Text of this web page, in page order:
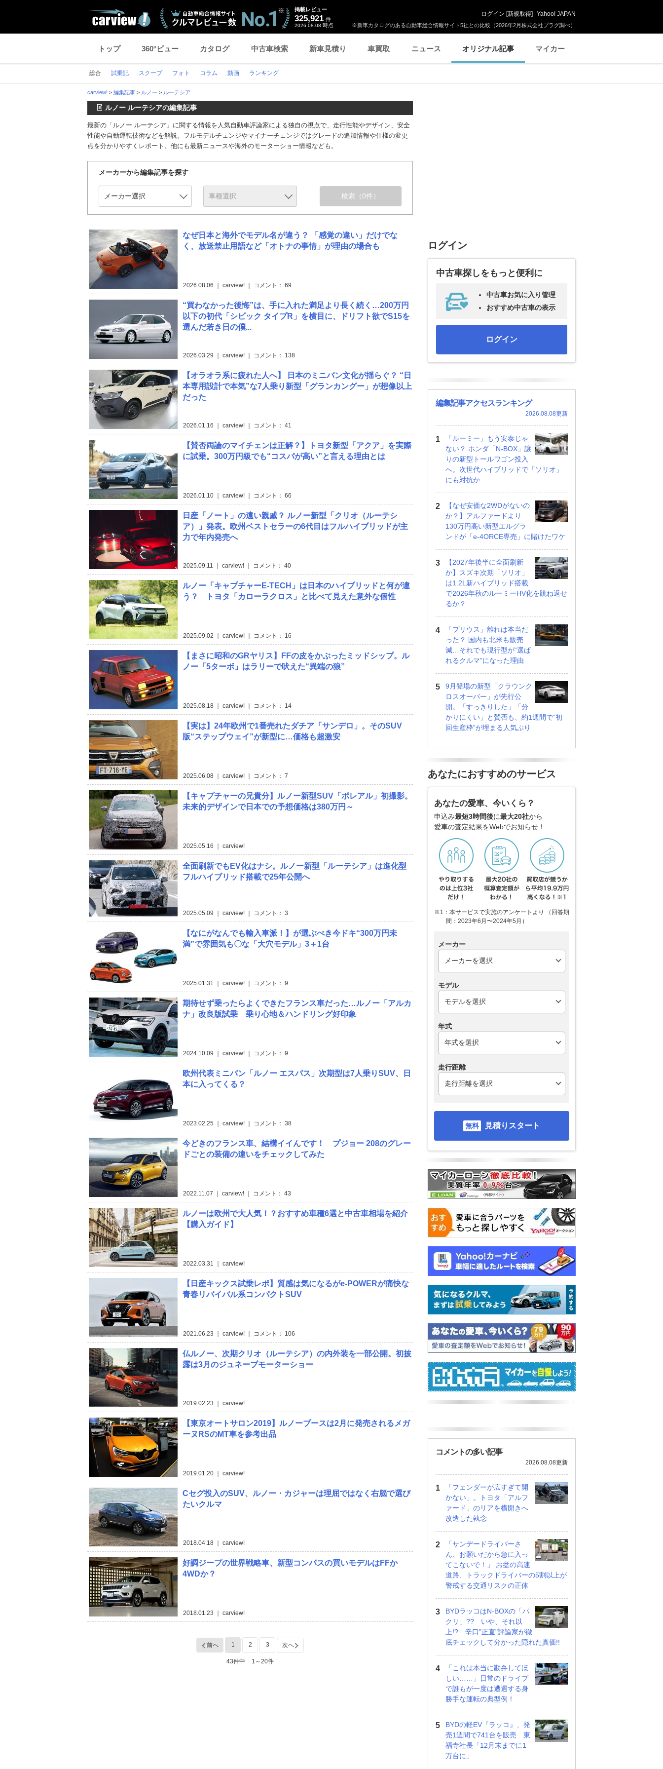
※新車カタログのある自動車総合情報サイト5社との比較（2026年2月株式会社プラグ調べ）
掲載レビュー
325,921 件
2026.08.08 時点
ログイン [新規取得] Yahoo! JAPAN
トップ 360°ビュー カタログ 中古車検索 新車見積り 車買取 ニュース オリジナル記事 マイカー
総合 試乗記 スクープ フォト コラム 動画 ランキング
carview! > 編集記事 > ルノー > ルーテシア
ルノー ルーテシアの編集記事
最新の「ルノー ルーテシア」に関する情報を人気自動車評論家による独自の視点で、走行性能やデザイン、安全
性能や自動運転技術などを解説。フルモデルチェンジやマイナーチェンジではグレードの追加情報や仕様の変更
点を分かりやすくレポート。他にも最新ニュースや海外のモーターショー情報なども。
メーカーから編集記事を探す
検索 （0件）
なぜ日本と海外でモデル名が違う？ 「感覚の違い」だけでな
く、放送禁止用語など「オトナの事情」が理由の場合も
2026.08.06 ｜ carview! ｜ コメント： 69
“買わなかった後悔”は、手に入れた満足より長く続く…200万円
以下の初代「シビック タイプR」を横目に、ドリフト欲でS15を
選んだ若き日の僕...
2026.03.29 ｜ carview! ｜ コメント： 138
【オラオラ系に疲れた人へ】 日本のミニバン文化が揺らぐ？ “日
本専用設計で本気”な7人乗り新型「グランカングー」が想像以上
だった
2026.01.16 ｜ carview! ｜ コメント： 41
【賛否両論のマイチェンは正解？】トヨタ新型「アクア」を実際
に試乗。300万円級でも“コスパが高い”と言える理由とは
2026.01.10 ｜ carview! ｜ コメント： 66
日産「ノート」の遠い親戚？ ルノー新型「クリオ（ルーテシ
ア）」発表。欧州ベストセラーの6代目はフルハイブリッドが主
力で年内発売へ
2025.09.11 ｜ carview! ｜ コメント： 40
ルノー「キャプチャーE-TECH」は日本のハイブリッドと何が違
う？ トヨタ「カローラクロス」と比べて見えた意外な個性
2025.09.02 ｜ carview! ｜ コメント： 16
【まさに昭和のGRヤリス】FFの皮をかぶったミッドシップ。ル
ノー「5ターボ」はラリーで吠えた“異端の狼”
2025.08.18 ｜ carview! ｜ コメント： 14
【実は】24年欧州で1番売れたダチア「サンデロ」。そのSUV
版“ステップウェイ”が新型に…価格も超激安
2025.06.08 ｜ carview! ｜ コメント： 7
【キャプチャーの兄貴分】ルノー新型SUV「ボレアル」初撮影。
未来的デザインで日本での予想価格は380万円～
2025.05.16 ｜ carview!
全面刷新でもEV化はナシ。ルノー新型「ルーテシア」は進化型
フルハイブリッド搭載で25年公開へ
2025.05.09 ｜ carview! ｜ コメント： 3
【なにがなんでも輸入車派！】が選ぶべき今ドキ“300万円未
満”で雰囲気も〇な「大穴モデル」3＋1台
2025.01.31 ｜ carview! ｜ コメント： 9
期待せず乗ったらよくできたフランス車だった…ルノー「アルカ
ナ」改良版試乗 乗り心地＆ハンドリング好印象
2024.10.09 ｜ carview! ｜ コメント： 9
欧州代表ミニバン「ルノー エスパス」次期型は7人乗りSUV、日
本に入ってくる？
2023.02.25 ｜ carview! ｜ コメント： 38
今どきのフランス車、結構イイんです！ プジョー 208のグレー
ドごとの装備の違いをチェックしてみた
2022.11.07 ｜ carview! ｜ コメント： 43
ルノーは欧州で大人気！？おすすめ車種6選と中古車相場を紹介
【購入ガイド】
2022.03.31 ｜ carview!
【日産キックス試乗レポ】質感は気になるがe-POWERが痛快な
青春リバイバル系コンパクトSUV
2021.06.23 ｜ carview! ｜ コメント： 106
仏ルノー、次期クリオ（ルーテシア）の内外装を一部公開。初披
露は3月のジュネーブモーターショー
2019.02.23 ｜ carview!
【東京オートサロン2019】ルノーブースは2月に発売されるメガ
ーヌRSのMT車を参考出品
2019.01.20 ｜ carview!
Cセグ投入のSUV、ルノー・カジャーは理屈ではなく右脳で選び
たいクルマ
2018.04.18 ｜ carview!
好調ジープの世界戦略車、新型コンパスの買いモデルはFFか
4WDか？
2018.01.23 ｜ carview!
前へ 1 2 3 次へ
43件中 1～20件
ログイン
中古車探しをもっと便利に
中古車お気に入り管理
おすすめ中古車の表示
ログイン
編集記事アクセスランキング
2026.08.08更新
「ルーミー」もう安泰じゃ
ない？ ホンダ「N-BOX」譲
りの新型トールワゴン投入
へ。次世代ハイブリッドで「ソリオ」
にも対抗か
【なぜ安価な2WDがないの
か？】アルファードより
130万円高い新型エルグラ
ンドが「e-4ORCE専売」に賭けたワケ
【2027年後半に全面刷新
か】スズキ次期「ソリオ」
は1.2L新ハイブリッド搭載
で2026年秋のルーミーHV化を跳ね返せ
るか？
「プリウス」離れは本当だ
った？ 国内も北米も販売
減…それでも現行型が“選ば
れるクルマ”になった理由
9月登場の新型「クラウンク
ロスオーバー」が先行公
開。「すっきりした」「分
かりにくい」と賛否も、約1週間で“初
回生産枠”が埋まる人気ぶり
あなたにおすすめのサービス
あなたの愛車、今いくら？
申込み最短3時間後に最大20社から
愛車の査定結果をWebでお知らせ！
※1：本サービスで実施のアンケートより （回答期
間：2023年6月〜2024年5月）
メーカー
モデル
年式
走行距離
見積りスタート
コメントの多い記事
2026.08.08更新
「フェンダーが広すぎて開
かない」。トヨタ「アルフ
ァード」のリアを横開きへ
改造した執念
「サンデードライバーさ
ん、お願いだから急に入っ
てこないで！」 お盆の高速
道路、トラックドライバーの5割以上が
警戒する交通リスクの正体
BYDラッコはN-BOXの「パ
クリ」?? いや、それ以
上!? 辛口"正直"評論家が徹
底チェックして分かった隠れた真価!!
「これは本当に勘弁してほ
しい……」日常のドライブ
で誰もが一度は遭遇する身
勝手な運転の典型例！
BYDの軽EV『ラッコ』、発
売1週間で741台を販売 東
福寺社長「12月末までに1
万台に」